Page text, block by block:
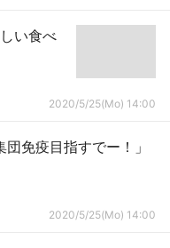
い食べ
2020/5/25(Mo) 14:00
免疫目指すでー！」
2020/5/25(Mo) 14:00